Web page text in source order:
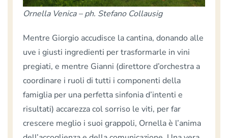
Ornella Venica – ph. Stefano Collausig
Mentre Giorgio accudisce la cantina, donando alle
uve i giusti ingredienti per trasformarle in vini
pregiati, e mentre Gianni (direttore d’orchestra a
coordinare i ruoli di tutti i componenti della
famiglia per una perfetta sinfonia d’intenti e
risultati) accarezza col sorriso le viti, per far
crescere meglio i suoi grappoli, Ornella è l’anima